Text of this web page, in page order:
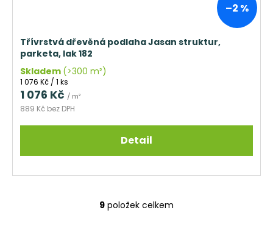
–2 %
Třívrstvá dřevěná podlaha Jasan struktur,
parketa, lak 182
Skladem (>300 m²)
889 Kč bez DPH
1 076 Kč / m²
Měrná
cena:
1 076 Kč / 1 ks
Detail
O
9 položek celkem